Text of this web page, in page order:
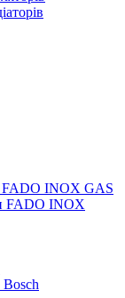
FADO INOX GAS
FADO INOX
Bosch